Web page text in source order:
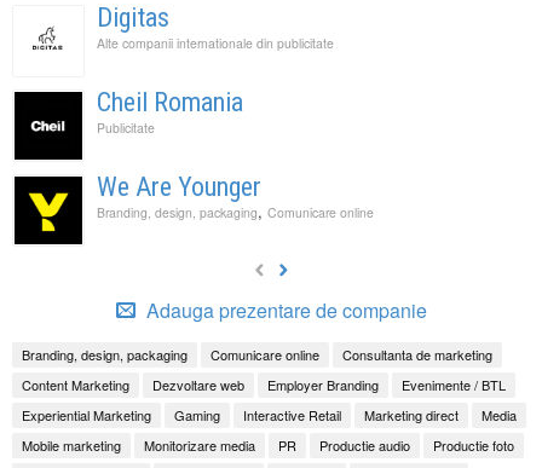
Digitas
Alte companii internationale din publicitate
Cheil Romania
Publicitate
We Are Younger
Branding, design, packaging, Comunicare online
Adauga prezentare de companie
Branding, design, packaging Comunicare online
Consultanta de marketing
Content Marketing
Dezvoltare web Employer Branding
Evenimente / BTL
Experiential Marketing
Gaming Interactive Retail Marketing direct
Media
Mobile marketing
Monitorizare media PR Productie audio
Productie foto